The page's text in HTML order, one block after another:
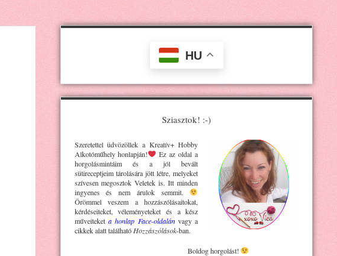
HU
Sziasztok! :-)
Szeretettel üdvözöllek a Kreatív+ Hobby
Alkotóműhelyhonlapján!
Ez az oldal a
horgolásmintáim és a jól bevált
sütireceptjeim tárolására jött létre, melyeket
szívesen megosztok Veletek is. Itt minden
ingyenes és nem árulok semmit.
Örömmel veszem a hozzászólásaitokat,
kérdéseiteket, véleményeteket és a kész
műveiteket a honlap Face-oldalánvagy a
cikkek alatt található Hozzászólások-ban.
Boldog horgolást!